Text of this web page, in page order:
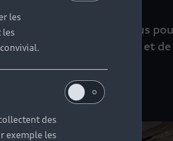
aucun effort, vous
pour plus de stabilité et
les
les
des
exemple les